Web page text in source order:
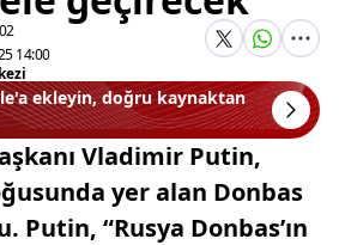
14:00
ekleyin, doğru kaynaktan
Vladimir Putin,
yer alan Donbas
“Rusya Donbas’ın